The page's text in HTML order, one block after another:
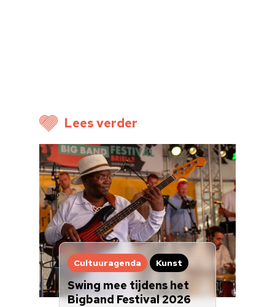
Lees verder
Cultuuragenda Kunst
Swing mee tijdens het
Bigband Festival 2026